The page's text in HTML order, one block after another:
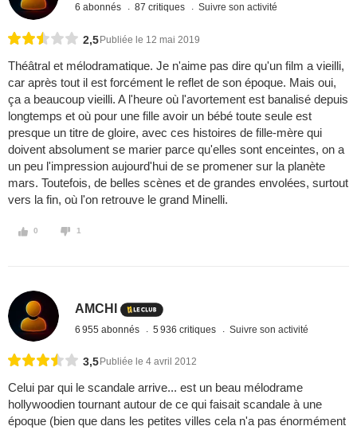
6 abonnés 87 critiques Suivre son activité
2,5 Publiée le 12 mai 2019
Théâtral et mélodramatique. Je n'aime pas dire qu'un film a vieilli,
car après tout il est forcément le reflet de son époque. Mais oui,
ça a beaucoup vieilli. A l'heure où l'avortement est banalisé depuis
longtemps et où pour une fille avoir un bébé toute seule est
presque un titre de gloire, avec ces histoires de fille-mère qui
doivent absolument se marier parce qu'elles sont enceintes, on a
un peu l'impression aujourd'hui de se promener sur la planète
mars. Toutefois, de belles scènes et de grandes envolées, surtout
vers la fin, où l'on retrouve le grand Minelli.
0 1
AMCHI
6 955 abonnés 5 936 critiques Suivre son activité
3,5 Publiée le 4 avril 2012
Celui par qui le scandale arrive... est un beau mélodrame
hollywoodien tournant autour de ce qui faisait scandale à une
époque (bien que dans les petites villes cela n'a pas énormément